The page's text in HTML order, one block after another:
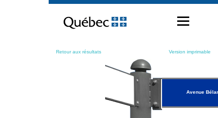
contenu
Retour aux résultats Version imprimable
Avenue